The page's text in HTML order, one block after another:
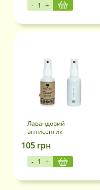
- +
Лавандовий
антисептик
105 грн
- +